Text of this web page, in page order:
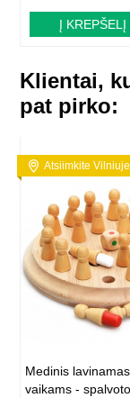
Į KREPŠELĮ
Klientai,
pat pirko:
Atsiimkite
Medinis
vaikams -